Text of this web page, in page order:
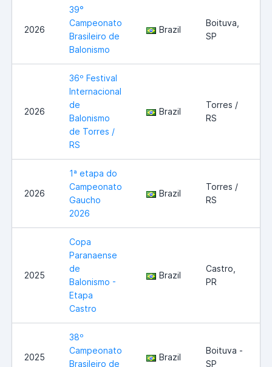
2026
39°
Campeonato
Brasileiro de
Balonismo
Brazil
Boituva,
SP
2026
36º Festival
Internacional
de
Balonismo
de Torres /
RS
Brazil
Torres /
RS
2026
1ª etapa do
Campeonato
Gaucho
2026
Brazil
Torres /
RS
2025
Copa
Paranaense
de
Balonismo -
Etapa
Castro
Brazil
Castro,
PR
2025
38º
Campeonato
Brasileiro de
Brazil
Boituva -
SP